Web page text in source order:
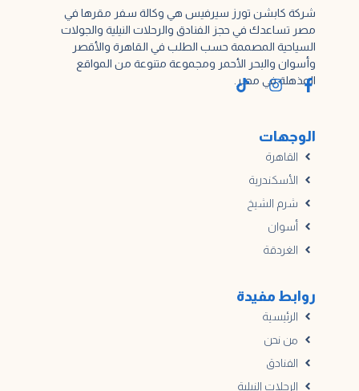
شركة كابشن تورز سيرفيس هي وكالة سفر مقرها في
مصر تساعدك في حجز الفنادق والرحلات النيلية والجولات
السياحية المصممة حسب الطلب في القاهرة والأقصر
وأسوان والبحر الأحمر ومجموعة متنوعة من المواقع
المذهلة في مصر.
روابط مفيدة
الرئيسية
من نحن
الفنادق
الرحلات النيلية
الوجهات
القاهرة
الأسكندرية
شرم الشيخ
أسوان
الغردقة